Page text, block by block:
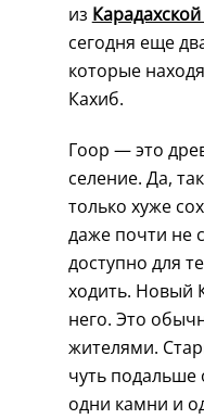
из
сегодня еще
которые
Кахиб.
Гоор — это
селение. Да,
только хуже
даже почти не
доступно для
ходить. Новый
него. Это
жителями.
чуть
одни камни и